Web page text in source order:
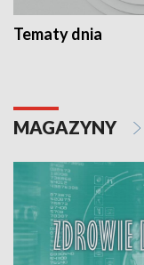
Tematy dnia
MAGAZYNY